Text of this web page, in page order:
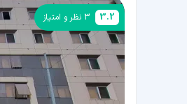
3.2
3 نظر و امتیاز